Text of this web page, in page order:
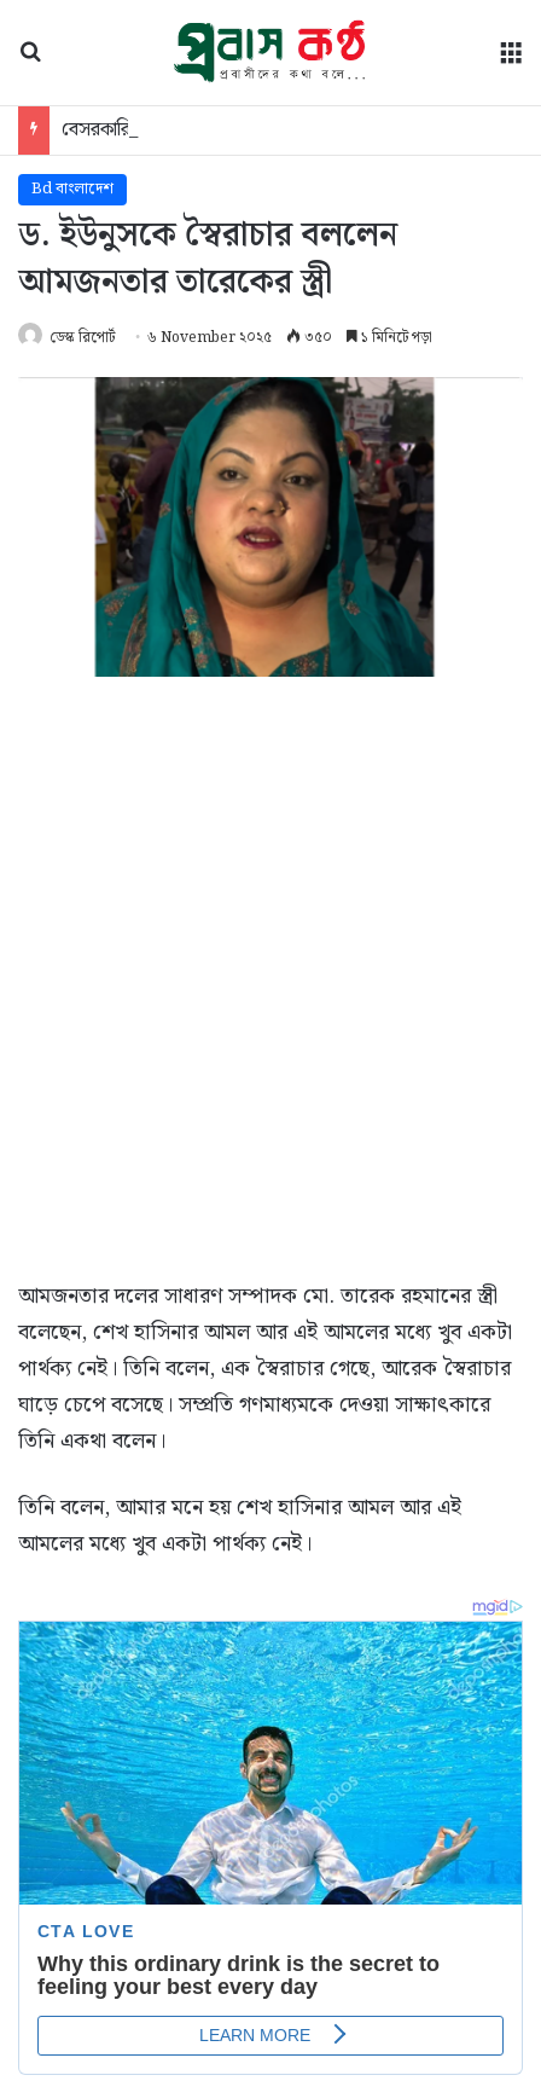
Bd বাংলাদেশ
ড. ইউনুসকে স্বৈরাচার বললেন
আমজনতার তারেকের স্ত্রী
ডেস্ক রিপোর্ট ৬ November ২০২৫ ৩৫০ ১ মিনিটে পড়া
আমজনতার দলের সাধারণ সম্পাদক মো. তারেক রহমানের স্ত্রী
বলেছেন, শেখ হাসিনার আমল আর এই আমলের মধ্যে খুব একটা
পার্থক্য নেই। তিনি বলেন, এক স্বৈরাচার গেছে, আরেক স্বৈরাচার
ঘাড়ে চেপে বসেছে। সম্প্রতি গণমাধ্যমকে দেওয়া সাক্ষাৎকারে
তিনি একথা বলেন।
তিনি বলেন, আমার মনে হয় শেখ হাসিনার আমল আর এই
আমলের মধ্যে খুব একটা পার্থক্য নেই।